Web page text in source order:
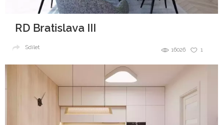
RD Bratislava III
1
16026
Sdílet